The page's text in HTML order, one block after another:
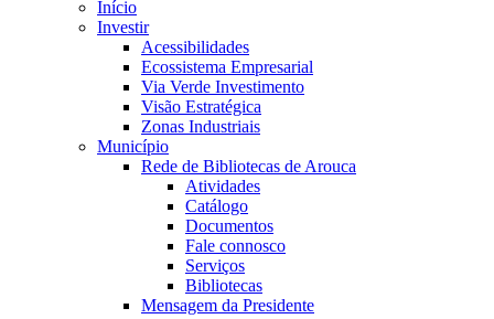
Início
Investir
Acessibilidades
Ecossistema Empresarial
Via Verde Investimento
Visão Estratégica
Zonas Industriais
Município
Rede de Bibliotecas de Arouca
Atividades
Catálogo
Documentos
Fale connosco
Serviços
Bibliotecas
Mensagem da Presidente